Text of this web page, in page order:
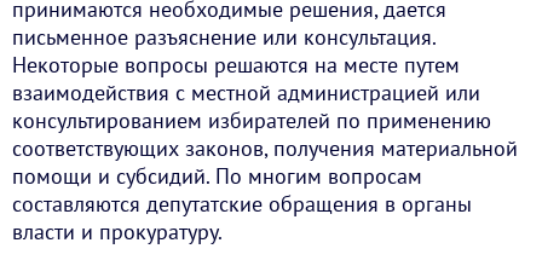
принимаются необходимые решения, дается
письменное разъяснение или консультация.
Некоторые вопросы решаются на месте путем
взаимодействия с местной администрацией или
консультированием избирателей по применению
соответствующих законов, получения материальной
помощи и субсидий. По многим вопросам
составляются депутатские обращения в органы
власти и прокуратуру.